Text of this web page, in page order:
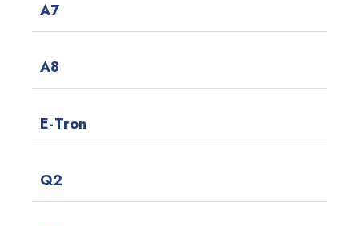
A7
A8
E-Tron
Q2